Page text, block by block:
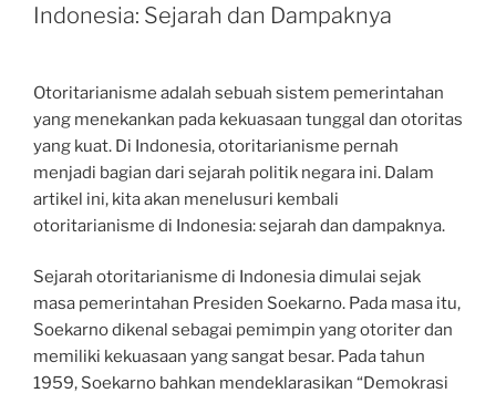
Indonesia: Sejarah dan Dampaknya
Otoritarianisme adalah sebuah sistem pemerintahan
yang menekankan pada kekuasaan tunggal dan otoritas
yang kuat. Di Indonesia, otoritarianisme pernah
menjadi bagian dari sejarah politik negara ini. Dalam
artikel ini, kita akan menelusuri kembali
otoritarianisme di Indonesia: sejarah dan dampaknya.
Sejarah otoritarianisme di Indonesia dimulai sejak
masa pemerintahan Presiden Soekarno. Pada masa itu,
Soekarno dikenal sebagai pemimpin yang otoriter dan
memiliki kekuasaan yang sangat besar. Pada tahun
1959, Soekarno bahkan mendeklarasikan “Demokrasi